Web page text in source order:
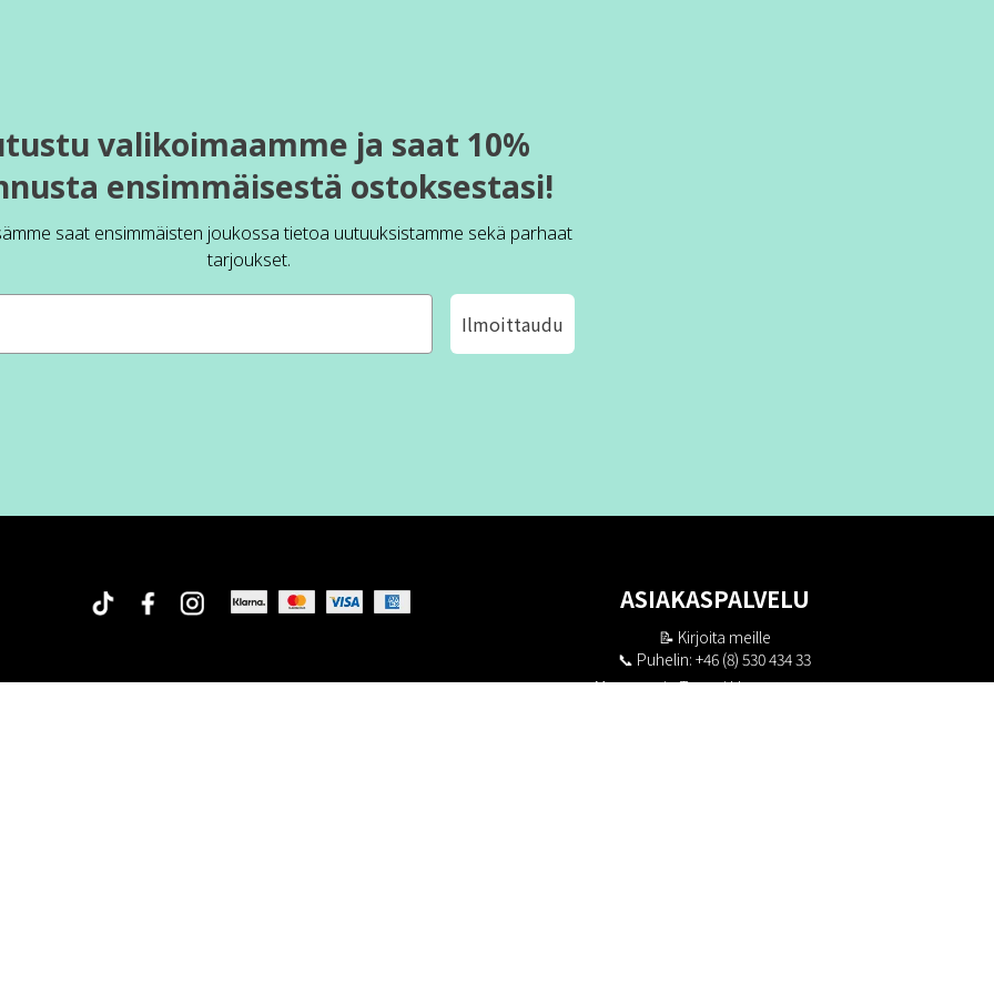
valikoimaamme ja saat 10%
ensimmäisestä ostoksestasi!
saat ensimmäisten joukossa tietoa uutuuksistamme sekä parhaat
tarjoukset.
Ilmoittaudu
ASIAKASPALVELU
📝 Kirjoita meille
📞 Puhelin: +46 (8) 530 434 33
Maanantai - Torstai klo 10.00 - 17.00